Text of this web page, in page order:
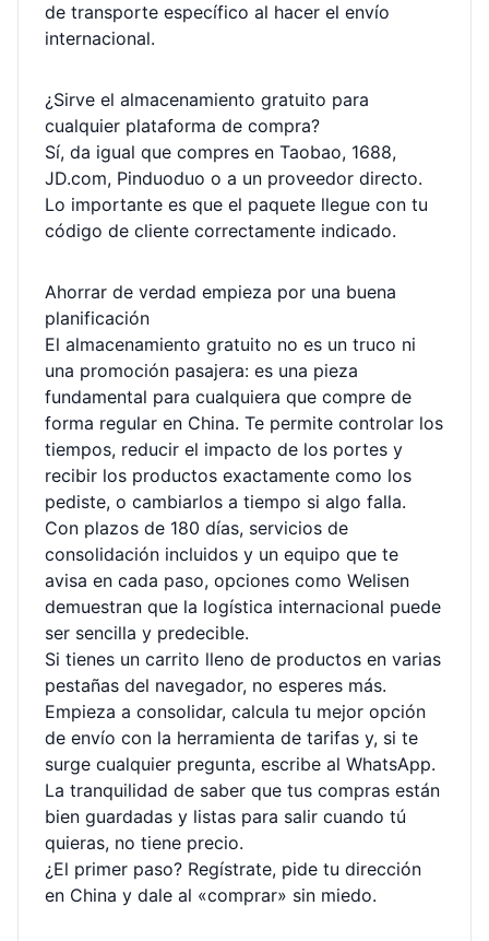
de transporte específico al hacer el envío
internacional.
¿Sirve el almacenamiento gratuito para
cualquier plataforma de compra?
Sí, da igual que compres en Taobao, 1688,
JD.com, Pinduoduo o a un proveedor directo.
Lo importante es que el paquete llegue con tu
código de cliente correctamente indicado.
Ahorrar de verdad empieza por una buena
planificación
El almacenamiento gratuito no es un truco ni
una promoción pasajera: es una pieza
fundamental para cualquiera que compre de
forma regular en China. Te permite controlar los
tiempos, reducir el impacto de los portes y
recibir los productos exactamente como los
pediste, o cambiarlos a tiempo si algo falla.
Con plazos de 180 días, servicios de
consolidación incluidos y un equipo que te
avisa en cada paso, opciones como Welisen
demuestran que la logística internacional puede
ser sencilla y predecible.
Si tienes un carrito lleno de productos en varias
pestañas del navegador, no esperes más.
Empieza a consolidar, calcula tu mejor opción
de envío con la herramienta de tarifas y, si te
surge cualquier pregunta, escribe al WhatsApp.
La tranquilidad de saber que tus compras están
bien guardadas y listas para salir cuando tú
quieras, no tiene precio.
¿El primer paso? Regístrate, pide tu dirección
en China y dale al «comprar» sin miedo.